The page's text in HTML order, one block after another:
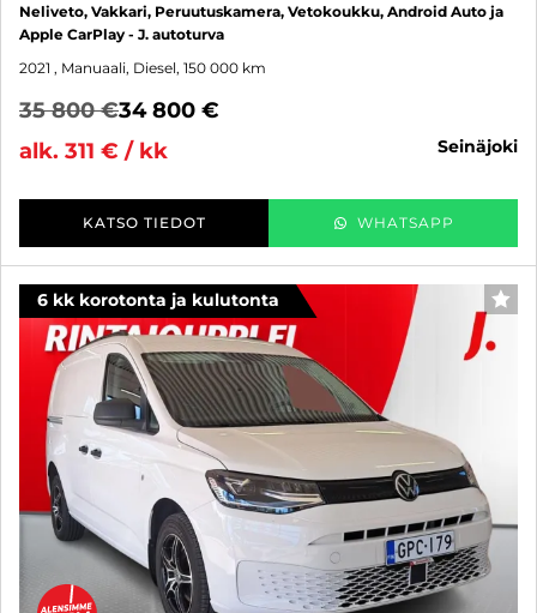
Neliveto, Vakkari, Peruutuskamera, Vetokoukku, Android Auto ja
Apple CarPlay - J. autoturva
2021 , Manuaali, Diesel, 150 000 km
35 800 €34 800 €
alk. 311 € / kk
seinäjoki
KATSO TIEDOT WHATSAPP
6 kk korotonta ja kulutonta